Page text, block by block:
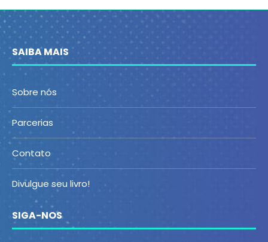
SAIBA MAIS
Sobre nós
Parcerias
Contato
Divulgue seu livro!
SIGA-NOS